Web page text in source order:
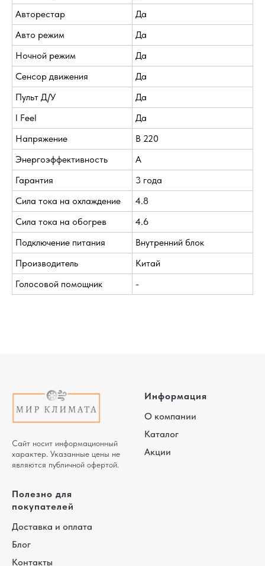
Авторестар
Да
Авто режим
Да
Ночной режим
Да
Сенсор движения
Да
Пульт Д/У
Да
I Feel
Да
Напряжение
В 220
Энергоэффективность
A
Гарантия
3 года
Сила тока на охлаждение
4.8
Сила тока на обогрев
4.6
Подключение питания
Внутренний блок
Производитель
Китай
Голосовой помощник
-
Сайт носит информационный
характер. Указанные цены не
являются публичной офертой.
Информация
О компании
Каталог
Акции
Полезно для
покупателей
Доставка и оплата
Блог
Контакты